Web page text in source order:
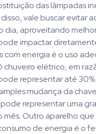
das lâmpadas
vale buscar evitar
dia, aproveitando
impactar
com energia é o uso
elétrico, em
representar até
mudança da
representar uma
Outro aparelho que
de energia é o